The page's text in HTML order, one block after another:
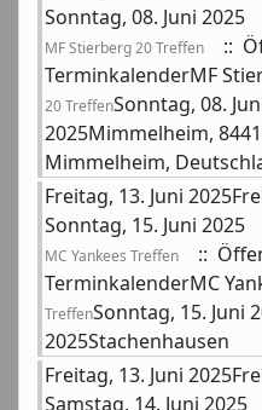
Sonntag, 08. Juni 2025
MF Stierberg 20 Treffen
::
TerminkalenderMF
20 TreffenSonntag, 08.
2025Mimmelheim,
Mimmelheim,
Freitag, 13. Juni
Sonntag, 15. Juni 2025
MC Yankees Treffen
::
TerminkalenderMC
TreffenSonntag, 15. Juni
2025Stachenhausen
Freitag, 13. Juni
Samstag, 14. Juni 2025